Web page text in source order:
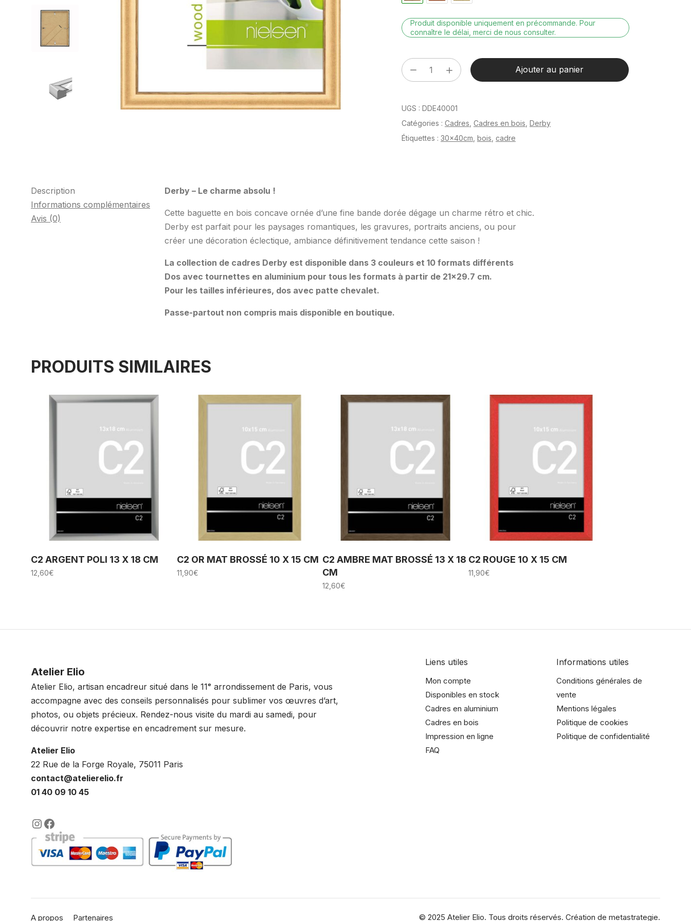
Produit disponible uniquement en précommande. Pour
connaître le délai, merci de nous consulter.
quantité
de
Or
30
x
Ajouter au panier
UGS : DDE40001
Catégories : Cadres Cadres en bois Derby
Étiquettes : 30x40cm bois cadre
Description
Informations complémentaires
Avis (0)
Derby – Le charme absolu !
Cette baguette en bois concave ornée d’une fine bande dorée dégage un charme rétro et chic.
Derby est parfait pour les paysages romantiques, les gravures, portraits anciens, ou pour
créer une décoration éclectique, ambiance définitivement tendance cette saison !
La collection de cadres Derby est disponible dans 3 couleurs et 10 formats différents
Dos avec tournettes en aluminium pour tous les formats à partir de 21×29.7 cm.
Pour les tailles inférieures, dos avec patte chevalet.
Passe-partout non compris mais disponible en boutique.
PRODUITS SIMILAIRES
C2 ARGENT POLI 13 X 18 CM
12,60€
C2 OR MAT BROSSÉ 10 X 15 CM
11,90€
C2 AMBRE MAT BROSSÉ 13 X 18
CM
12,60€
C2 ROUGE 10 X 15 CM
11,90€
Atelier Elio
Atelier Elio, artisan encadreur situé dans le 11ᵉ arrondissement de Paris, vous
accompagne avec des conseils personnalisés pour sublimer vos œuvres d’art,
photos, ou objets précieux. Rendez-nous visite du mardi au samedi, pour
découvrir notre expertise en encadrement sur mesure.
Atelier Elio
22 Rue de la Forge Royale, 75011 Paris
contact@atelierelio.fr
01 40 09 10 45
https://www.instagram.com/lencadreurrochelais/
https://www.facebook.com/encadreurrochelais
Liens utiles
Mon compte
Disponibles en stock
Cadres en aluminium
Cadres en bois
Impression en ligne
FAQ
Informations utiles
Conditions générales de
vente
Mentions légales
Politique de cookies
Politique de confidentialité
A propos Partenaires © 2025 Atelier Elio. Tous droits réservés. Création de metastrategie.